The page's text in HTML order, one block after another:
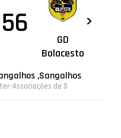
56
GD
Bolacesto
,Sangalhos
Associações de S